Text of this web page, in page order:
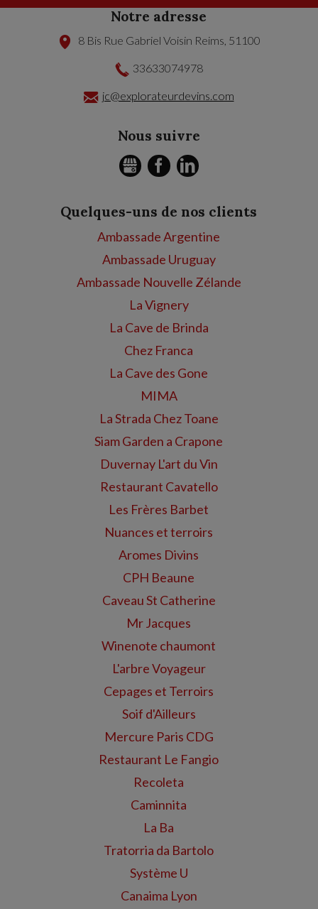
Notre adresse
8 Bis Rue Gabriel Voisin Reims, 51100
33633074978
jc@explorateurdevins.com
Nous suivre
GMB FACEBOOK
Quelques-uns de nos clients
Ambassade Argentine
Ambassade Uruguay
Ambassade Nouvelle Zélande
La Vignery
La Cave de Brinda
Chez Franca
La Cave des Gone
MIMA
La Strada Chez Toane
Siam Garden a Crapone
Duvernay L'art du Vin
Restaurant Cavatello
Les Frères Barbet
Nuances et terroirs
Aromes Divins
CPH Beaune
Caveau St Catherine
Mr Jacques
Winenote chaumont
L'arbre Voyageur
Cepages et Terroirs
Soif d'Ailleurs
Mercure Paris CDG
Restaurant Le Fangio
Recoleta
Caminnita
La Ba
Tratorria da Bartolo
Système U
Canaima Lyon